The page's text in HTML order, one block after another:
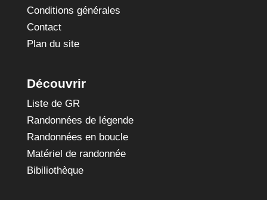
Conditions générales
Contact
Plan du site
Découvrir
Liste de GR
Randonnées de légende
Randonnées en boucle
Matériel de randonnée
Bibiliothèque